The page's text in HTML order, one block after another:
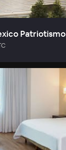
Patriotismo